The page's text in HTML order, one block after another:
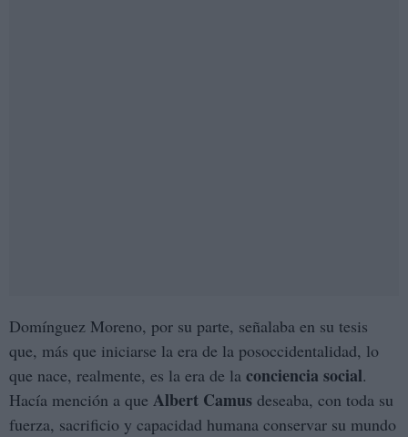
Domínguez Moreno, por su parte, señalaba en su tesis
que, más que iniciarse la era de la posoccidentalidad, lo
que nace, realmente, es la era de la conciencia social.
Hacía mención a que Albert Camus deseaba, con toda su
fuerza, sacrificio y capacidad humana conservar su mundo